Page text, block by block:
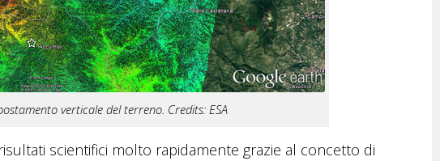
verticale del terreno. Credits: ESA
scientifici molto rapidamente grazie al concetto di